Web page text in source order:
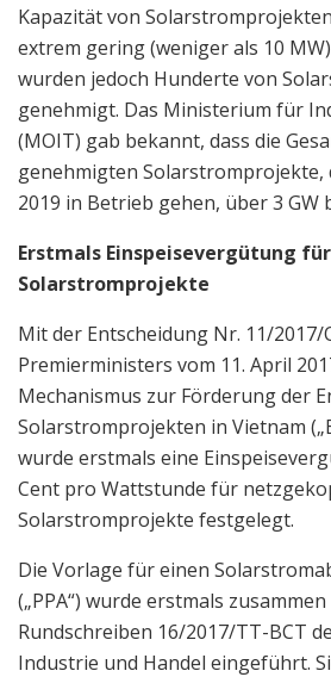
Kapazität von
extrem gering (weniger als 10
wurden jedoch Hunderte von
genehmigt. Das Ministerium für
(MOIT) gab bekannt, dass die
genehmigten Solarstromprojekte,
2019 in Betrieb gehen, über 3 GW
Erstmals Einspeisevergütung
Solarstromprojekte
Mit der Entscheidung Nr. 11/2017/
Premierministers vom 11. April
Mechanismus zur Förderung der
Solarstromprojekten in Vietnam
wurde erstmals eine
Cent pro Wattstunde für
Solarstromprojekte festgelegt.
Die Vorlage für einen
(„PPA“) wurde erstmals
Rundschreiben 16/2017/TT-BCT
Industrie und Handel eingeführt.